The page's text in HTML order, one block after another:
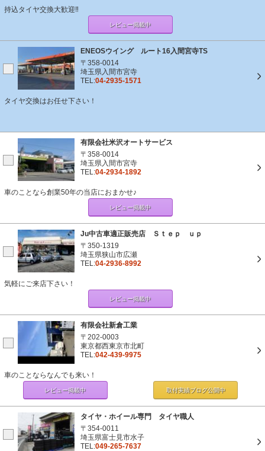
持込タイヤ交換大歓迎‼
レビュー掲載中
ENEOSウイング ルート16入間宮寺TS
〒358-0014
埼玉県入間市宮寺
TEL:04-2935-1571
タイヤ交換はお任せ下さい！
有限会社米沢オートサービス
〒358-0014
埼玉県入間市宮寺
TEL:04-2934-1892
車のことなら創業50年の当店におまかせ♪
レビュー掲載中
Ju中古車適正販売店 Ｓｔｅｐ ｕｐ
〒350-1319
埼玉県狭山市広瀬
TEL:04-2936-8992
気軽にご来店下さい！
レビュー掲載中
有限会社新倉工業
〒202-0003
東京都西東京市北町
TEL:042-439-9975
車のことならなんでも来い！
レビュー掲載中 取付実績ブログ公開中
タイヤ・ホイール専門 タイヤ職人
〒354-0011
埼玉県富士見市水子
TEL:049-265-7637